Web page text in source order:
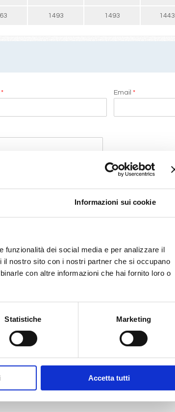
Informazioni sui cookie
funzionalità dei social media e per analizzare il
nostro sito con i nostri partner che si occupano
con altre informazioni che hai fornito loro o
Statistiche Marketing
Accetta tutti
1493 1493 1443
* Email *
telefono, TV via satellite e cassaforte.
).
durante la crociera.
biblioteca, discoteca.